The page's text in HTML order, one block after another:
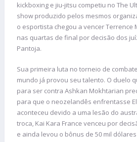
kickboxing e jiu-jitsu competiu no The
show produzido pelos mesmos
o esportista chegou a vencer Terrence
nas quartas de final por decisão dos
Pantoja.
Sua primeira luta no torneio de
mundo já provou seu talento. O duelo
para ser contra Ashkan Mokhtarian
para que o neozelandês enfrentasse
aconteceu devido a uma lesão do
troca, Kai Kara France venceu por
e ainda levou o bônus de 50 mil